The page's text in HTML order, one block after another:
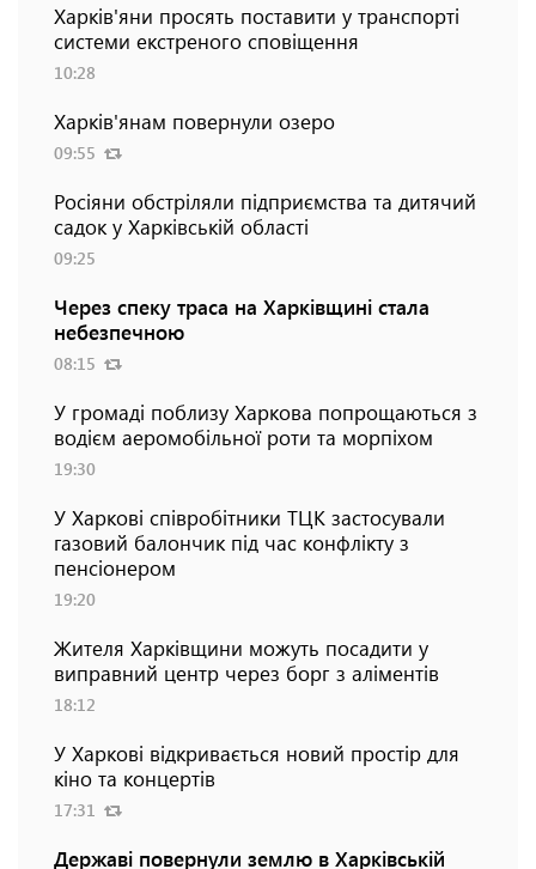
Харків'яни просять поставити у транспорті
системи екстреного сповіщення
10:28
Харків'янам повернули озеро
09:55
Росіяни обстріляли підприємства та дитячий
садок у Харківській області
09:25
Через спеку траса на Харківщині стала
небезпечною
08:15
У громаді поблизу Харкова попрощаються з
водієм аеромобільної роти та морпіхом
19:30
У Харкові співробітники ТЦК застосували
газовий балончик під час конфлікту з
пенсіонером
19:20
Жителя Харківщини можуть посадити у
виправний центр через борг з аліментів
18:12
У Харкові відкривається новий простір для
кіно та концертів
17:31
Державі повернули землю в Харківській